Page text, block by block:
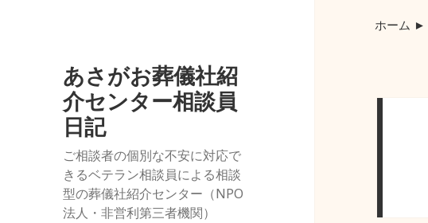
あさがお葬儀社紹
介センター相談員
日記
ご相談者の個別な不安に対応で
きるベテラン相談員による相談
型の葬儀社紹介センター（NPO
法人・非営利第三者機関）
ホーム ►